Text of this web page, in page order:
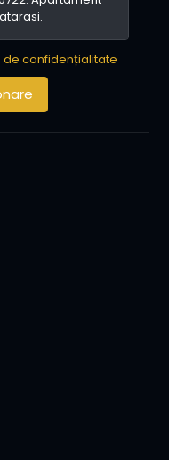
de confidențialitate